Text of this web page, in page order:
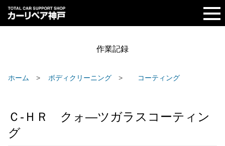
作業記録
ホーム ボディクリーニング コーティング
Ｃ‐ＨＲ クォ―ツガラスコーティン
グ